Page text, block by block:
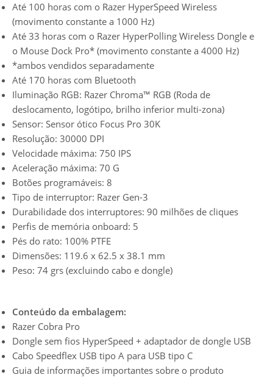
Até 100 horas com o Razer HyperSpeed Wireless
(movimento constante a 1000 Hz)
Até 33 horas com o Razer HyperPolling Wireless Dongle e
o Mouse Dock Pro* (movimento constante a 4000 Hz)
*ambos vendidos separadamente
Até 170 horas com Bluetooth
Iluminação RGB: Razer Chroma™ RGB (Roda de
deslocamento, logótipo, brilho inferior multi-zona)
Sensor: Sensor ótico Focus Pro 30K
Resolução: 30000 DPI
Velocidade máxima: 750 IPS
Aceleração máxima: 70 G
Botões programáveis: 8
Tipo de interruptor: Razer Gen-3
Durabilidade dos interruptores: 90 milhões de cliques
Perfis de memória onboard: 5
Pés do rato: 100% PTFE
Dimensões: 119.6 x 62.5 x 38.1 mm
Peso: 74 grs (excluindo cabo e dongle)
Conteúdo da embalagem:
Razer Cobra Pro
Dongle sem fios HyperSpeed + adaptador de dongle USB
Cabo Speedflex USB tipo A para USB tipo C
Guia de informações importantes sobre o produto